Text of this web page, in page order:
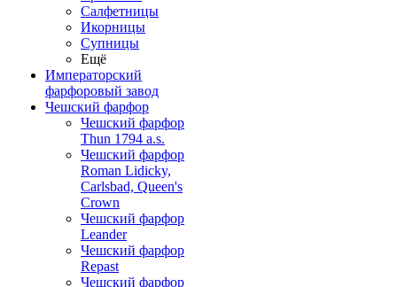
Салфетницы
Икорницы
Супницы
Ещё
Императорский
фарфоровый завод
Чешский фарфор
Чешский фарфор
Thun 1794 a.s.
Чешский фарфор
Roman Lidicky,
Carlsbad, Queen's
Crown
Чешский фарфор
Leander
Чешский фарфор
Repast
Чешский фарфор